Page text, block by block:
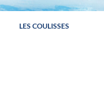
LES COULISSES